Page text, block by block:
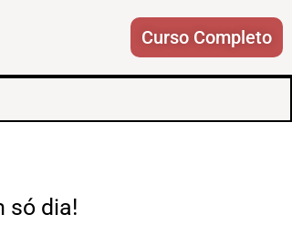
Curso Completo
só dia!